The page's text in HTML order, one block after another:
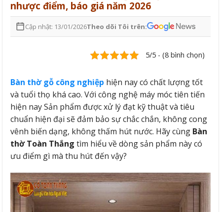
nhược điểm, báo giá năm 2026
Cập nhật: 13/01/2026Theo dõi Tôi trên:
5/5 - (8 bình chọn)
Bàn thờ gỗ công nghiệp hiện nay có chất lượng tốt
và tuổi thọ khá cao. Với công nghệ máy móc tiên tiến
hiện nay Sản phẩm được xử lý đạt kỹ thuật và tiêu
chuẩn hiện đại sẽ đảm bảo sự chắc chắn, không cong
vênh biến dạng, không thấm hút nước. Hãy cùng Bàn
thờ Toàn Thắng tìm hiểu về dòng sản phẩm này có
ưu điểm gì mà thu hút đến vậy?